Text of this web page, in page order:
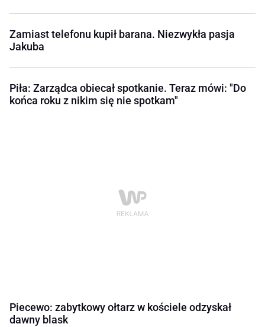
Zamiast telefonu kupił barana. Niezwykła pasja
Jakuba
Piła: Zarządca obiecał spotkanie. Teraz mówi: "Do
końca roku z nikim się nie spotkam"
Piecewo: zabytkowy ołtarz w kościele odzyskał
dawny blask